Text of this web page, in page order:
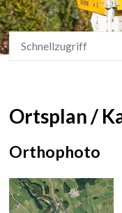
Schnellzugriff
Schnellzugriff
Ortsplan /
Orthophoto